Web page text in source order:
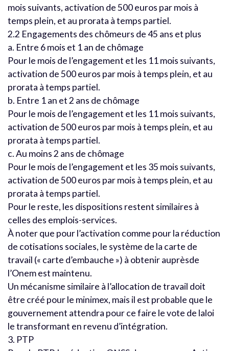
mois suivants, activation de 500 euros par mois à
temps plein, et au prorata à temps partiel.
2.2 Engagements des chômeurs de 45 ans et plus
a. Entre 6 mois et 1 an de chômage
Pour le mois de l’engagement et les 11 mois suivants,
activation de 500 euros par mois à temps plein, et au
prorata à temps partiel.
b. Entre 1 an et 2 ans de chômage
Pour le mois de l’engagement et les 11 mois suivants,
activation de 500 euros par mois à temps plein, et au
prorata à temps partiel.
c. Au moins 2 ans de chômage
Pour le mois de l’engagement et les 35 mois suivants,
activation de 500 euros par mois à temps plein, et au
prorata à temps partiel.
Pour le reste, les dispositions restent similaires à
celles des emplois-services.
À noter que pour l’activation comme pour la réduction
de cotisations sociales, le système de la carte de
travail (« carte d’embauche ») à obtenir auprèsde
l’Onem est maintenu.
Un mécanisme similaire à l’allocation de travail doit
être créé pour le minimex, mais il est probable que le
gouvernement attendra pour ce faire le vote de laloi
le transformant en revenu d’intégration.
3. PTP